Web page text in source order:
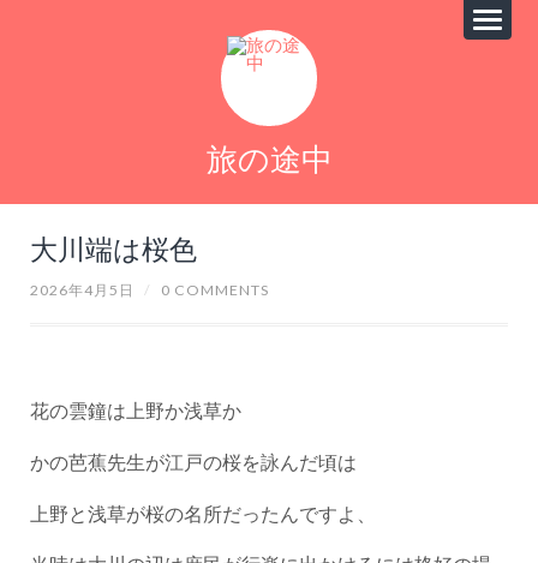
旅の途中
大川端は桜色
2026年4月5日 / 0 COMMENTS
花の雲鐘は上野か浅草か
かの芭蕉先生が江戸の桜を詠んだ頃は
上野と浅草が桜の名所だったんですよ、